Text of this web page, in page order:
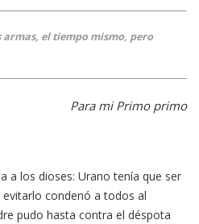
armas, el tiempo mismo, pero
Para mi Primo primo
a los dioses: Urano tenía que ser
condenó a todos al
pudo hasta contra el déspota